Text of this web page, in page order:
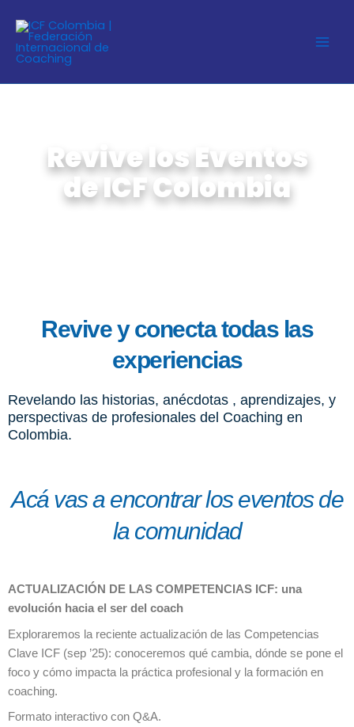
contenido
Revive los Eventos
de ICF Colombia
Revive y conecta todas las
experiencias
Revelando las historias, anécdotas , aprendizajes, y
perspectivas de profesionales del Coaching en
Colombia.
Acá vas a encontrar los eventos de
la comunidad
ACTUALIZACIÓN DE LAS COMPETENCIAS ICF: una
evolución hacia el ser del coach
Exploraremos la reciente actualización de las Competencias
Clave ICF (sep ’25): conoceremos qué cambia, dónde se pone el
foco y cómo impacta la práctica profesional y la formación en
coaching.
Formato interactivo con Q&A.